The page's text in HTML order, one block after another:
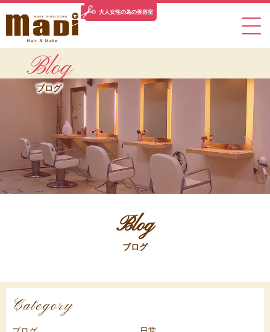
大人女性の為の美容室
TOP
トップ
CONCEPT
コンセプト サロン情報 スタイル
BLOG
ブログ
NEWS
ニュース
VOICE
お客様の声
RECRUIT
求人情報
CONTACT
お問い合わせ
078-743-0033
Blog
ブログ
Blog
ブログ
Category